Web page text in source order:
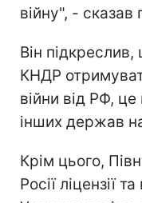
війну", -
Він
КНДР
війни від РФ,
інших держав
Крім цього,
Росії ліцензії